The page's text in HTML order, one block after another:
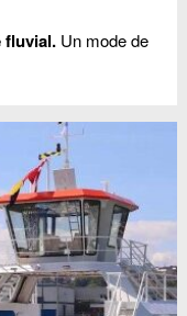
fluvial. Un mode de